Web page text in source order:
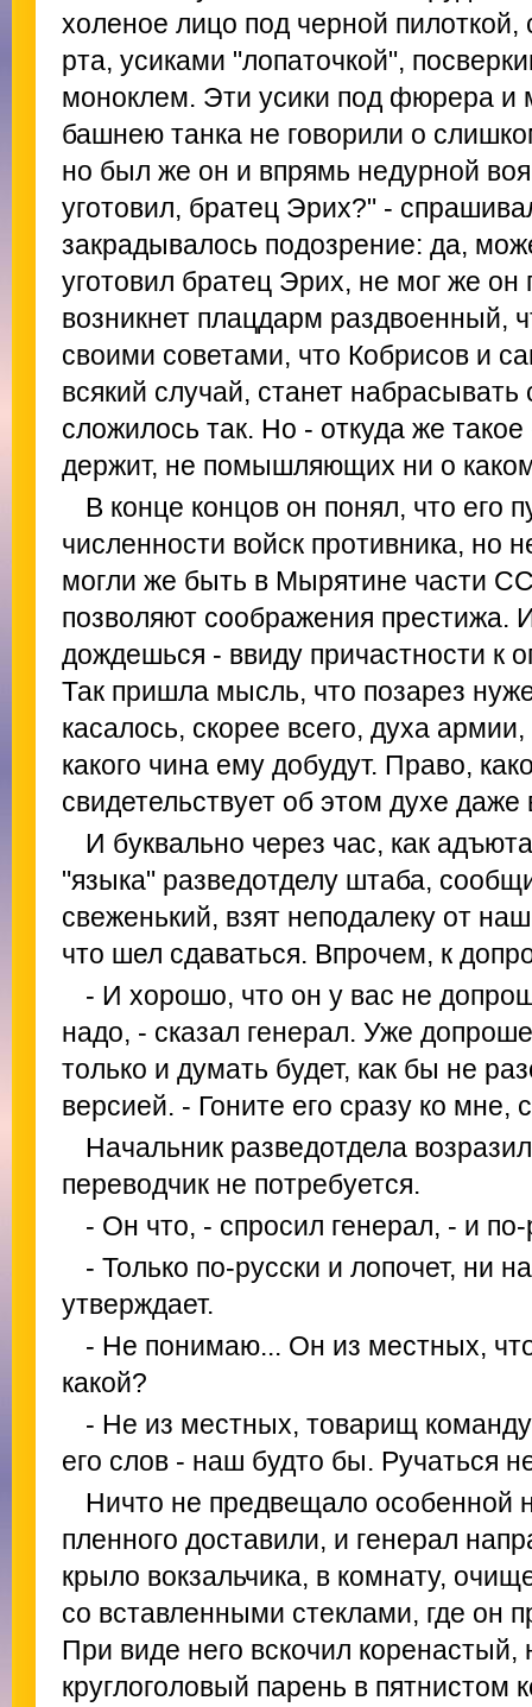
холеное лицо под черной
рта, усиками "лопаточкой",
моноклем. Эти усики под фюрера и
башнею танка не говорили о
но был же он и впрямь недурной
уготовил, братец Эрих?" -
закрадывалось подозрение: да,
уготовил братец Эрих, не мог же он
возникнет плацдарм раздвоенный,
своими советами, что Кобрисов и
всякий случай, станет набрасывать
сложилось так. Но - откуда же
держит, не помышляющих ни о
В конце концов он понял, что его
численности войск противника, но
могли же быть в Мырятине части
позволяют соображения престижа.
дождешься - ввиду причастности к
Так пришла мысль, что позарез
касалось, скорее всего, духа
какого чина ему добудут. Право,
свидетельствует об этом духе
И буквально через час, как
"языка" разведотделу штаба,
свеженький, взят неподалеку от
что шел сдаваться. Впрочем, к
- И хорошо, что он у вас не
надо, - сказал генерал. Уже
только и думать будет, как бы не
версией. - Гоните его сразу ко мне,
Начальник разведотдела
переводчик не потребуется.
- Он что, - спросил генерал, - и
- Только по-русски и лопочет, ни
утверждает.
- Не понимаю... Он из местных,
какой?
- Не из местных, товарищ
его слов - наш будто бы. Ручаться
Ничто не предвещало особенной
пленного доставили, и генерал
крыло вокзальчика, в комнату,
со вставленными стеклами, где он
При виде него вскочил
круглоголовый парень в пятнистом